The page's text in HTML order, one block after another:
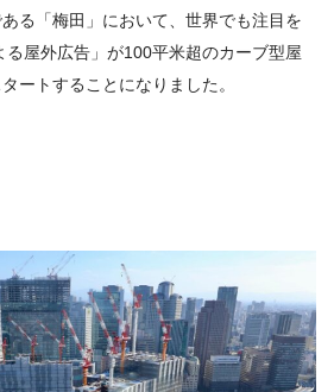
る「梅田」において、世界でも注目を
屋外広告」が100平米超のカーブ型屋
ートすることになりました。